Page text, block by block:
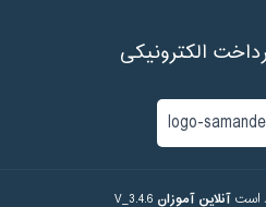
الکترونیکی
استآنلاین آموزان